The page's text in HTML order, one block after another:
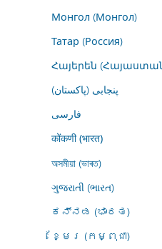
Монгол (Монгол)
Татар (Россия)
Հայերեն
پنجابی (پاکستان)
فارسى
कोंकणी (भारत)
অসমীয়া (ভাৰত)
ગુજરાતી (ભારત)
ಕನ್ನಡ (ಭಾರತ)
ខ្មែរ (កម្ពុជា)